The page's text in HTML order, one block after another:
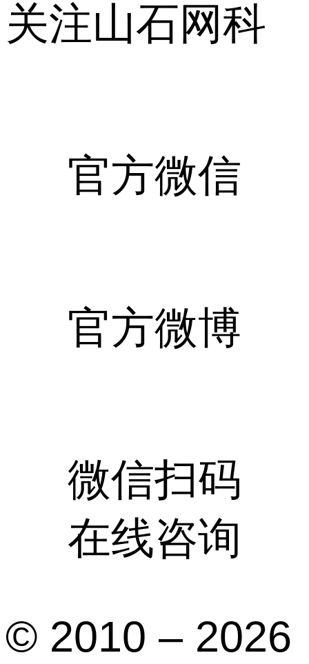
关注山石网科
官方微信
官方微博
微信扫码
在线咨询
© 2010 – 2026